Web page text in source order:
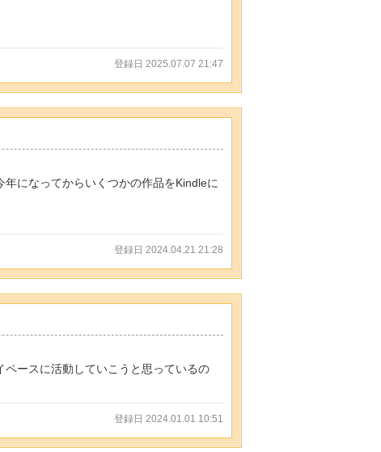
登録日 2025.07.07 21:47
になってからいくつかの作品をKindleに
登録日 2024.04.21 21:28
ースに活動していこうと思っているの
登録日 2024.01.01 10:51